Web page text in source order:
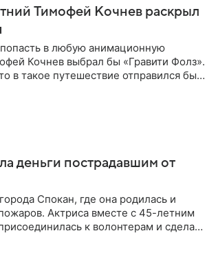
Тимофей Кочнев раскрыл
в любую анимационную
Кочнев выбрал бы «Гравити Фолз».
в такое путешествие отправился бы
деньги пострадавшим от
Спокан, где она родилась и
Актриса вместе с 45-летним
к волонтерам и сделала